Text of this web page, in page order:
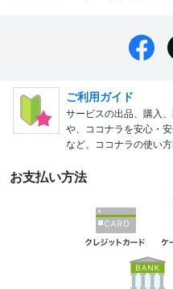
ご利用ガイド
サービスの出品、購入
や、ココナラを安心・
など、ココナラの使い方
お支払い方法